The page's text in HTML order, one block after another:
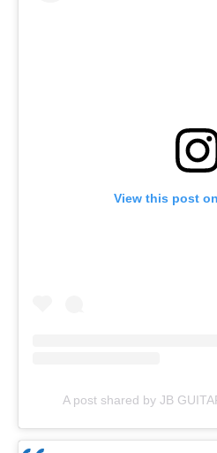
View this post
A post shared by JB